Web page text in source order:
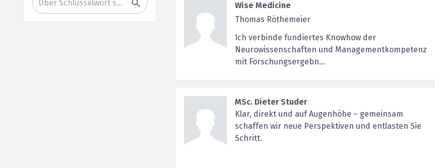
Wise Medicine
Thomas Röthemeier
Ich verbinde fundiertes Knowhow der
Neurowissenschaften und Managementkompetenz
mit Forschungsergebn...
MSc. Dieter Studer
Klar, direkt und auf Augenhöhe – gemeinsam
schaffen wir neue Perspektiven und entlasten Sie
Schritt.